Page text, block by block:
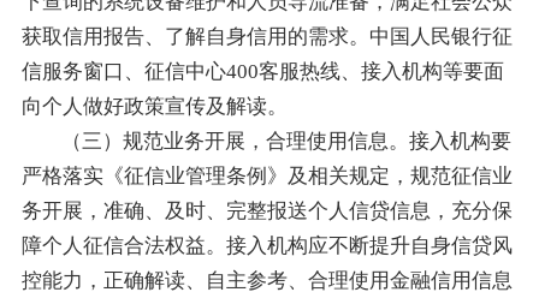
获取信用报告、了解自身信用的需求。中国人民银行征
信服务窗口、征信中心400客服热线、接入机构等要面
向个人做好政策宣传及解读。
（三）规范业务开展，合理使用信息。接入机构要
严格落实《征信业管理条例》及相关规定，规范征信业
务开展，准确、及时、完整报送个人信贷信息，充分保
障个人征信合法权益。接入机构应不断提升自身信贷风
控能力，正确解读、自主参考、合理使用金融信用信息